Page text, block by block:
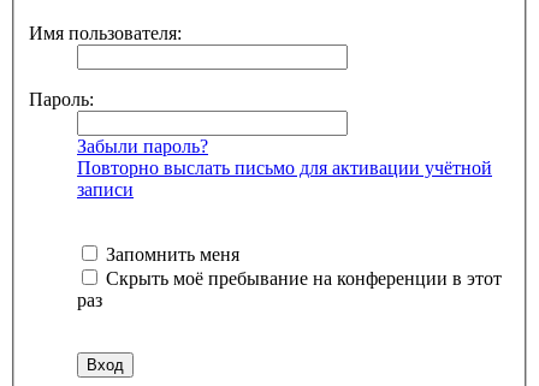
Имя пользователя:
Пароль:
Забыли пароль?
Повторно выслать письмо для активации учётной
записи
Запомнить меня
Скрыть моё пребывание на конференции в этот
раз